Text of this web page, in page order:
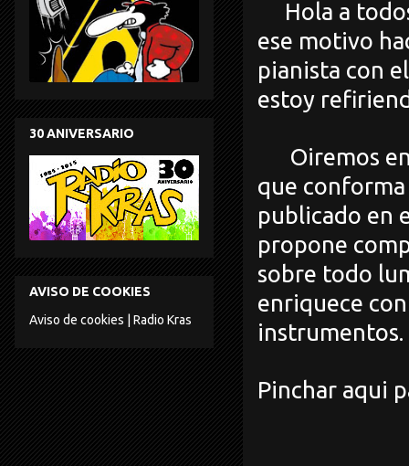
Hola a
ese motivo
pianista con
estoy
Oiremos
que
publicado en
propone
sobre todo
enriquece
instrumentos.
Pinchar aqui
30 ANIVERSARIO
AVISO DE COOKIES
Aviso de cookies | Radio Kras